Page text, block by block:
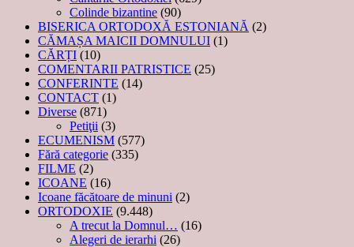
Colinde bizantine (90)
BISERICA ORTODOXĂ ESTONIANĂ (2)
CĂMAȘA MAICII DOMNULUI (1)
CĂRȚI (10)
COMENTARII PATRISTICE (25)
CONFERINTE (14)
CONTACT (1)
Diverse (871)
Petiţii (3)
ECUMENISM (577)
Fără categorie (335)
FILME (2)
ICOANE (16)
Icoane făcătoare de minuni (2)
ORTODOXIE (9.448)
A trecut la Domnul… (16)
Alegeri de ierarhi (26)